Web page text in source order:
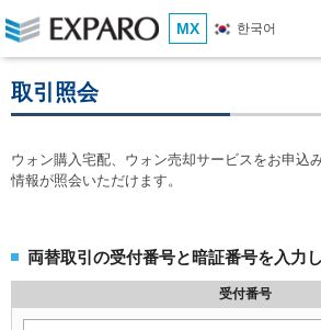
MX 한국어
取引照会
ウォン購入宅配、ウォン売却サービスをお申込
情報が照会いただけます。
両替取引の受付番号と暗証番号を入力
受付番号